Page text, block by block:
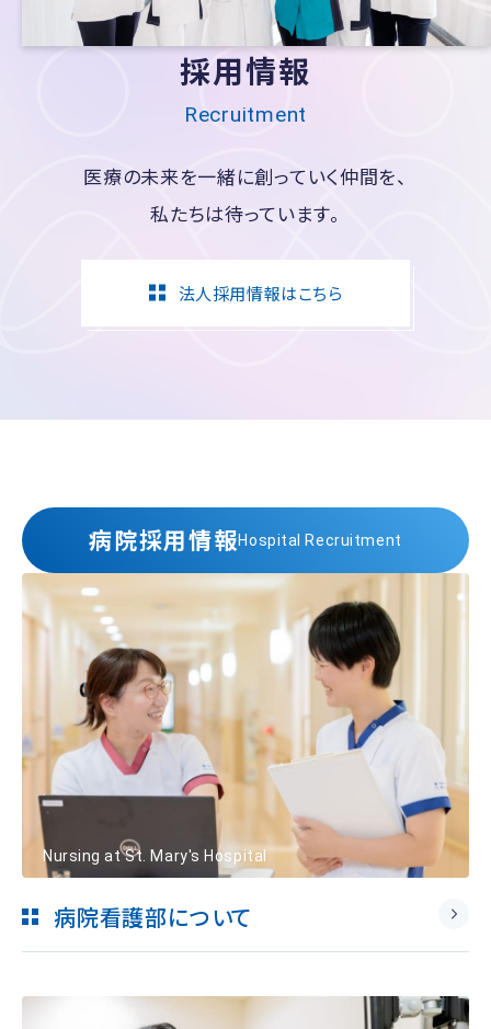
採用情報
Recruitment
医療の未来を一緒に創っていく仲間を、
私たちは待っています。
法人採用情報はこちら
病院採用情報Hospital Recruitment
Nursing at St. Mary's Hospital
病院看護部について